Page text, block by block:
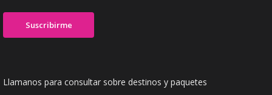
Llamanos para consultar sobre destinos y paquetes